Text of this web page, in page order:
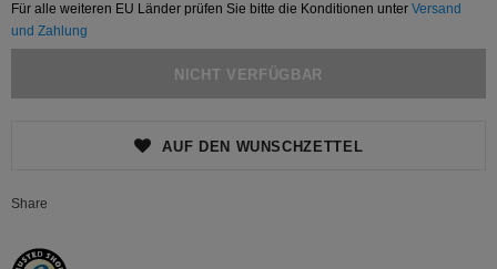
Für alle weiteren EU Länder prüfen Sie bitte die Konditionen unter Versand
und Zahlung
AUF DEN WUNSCHZETTEL
Share